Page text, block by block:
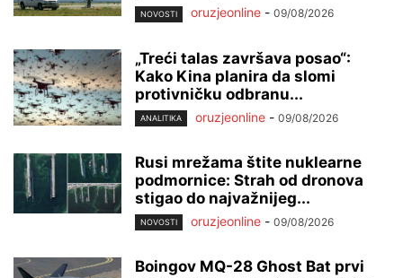
NOVOSTI oruzjeonline - 09/08/2026
„Treći talas završava posao“:
Kako Kina planira da slomi
protivničku odbranu...
ANALITIKA oruzjeonline - 09/08/2026
Rusi mrežama štite nuklearne
podmornice: Strah od dronova
stigao do najvažnijeg...
NOVOSTI oruzjeonline - 09/08/2026
Boingov MQ-28 Ghost Bat prvi